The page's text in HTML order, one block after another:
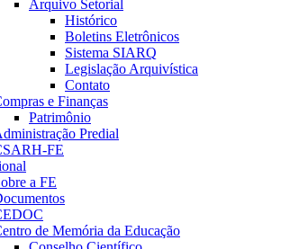
Arquivo Setorial
Histórico
Boletins Eletrônicos
Sistema SIARQ
Legislação Arquivística
Contato
e Finanças
Patrimônio
Predial
FE
a FE
de Memória da Educação